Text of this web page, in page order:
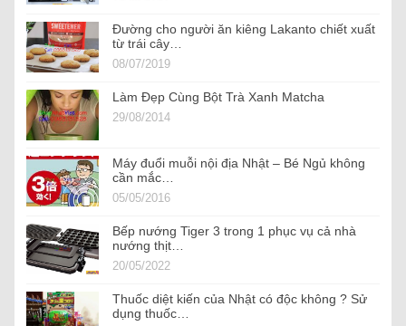
Đường cho người ăn kiêng Lakanto chiết xuất
từ trái cây…
08/07/2019
Làm Đẹp Cùng Bột Trà Xanh Matcha
29/08/2014
Máy đuổi muỗi nội địa Nhật – Bé Ngủ không
cần mắc…
05/05/2016
Bếp nướng Tiger 3 trong 1 phục vụ cả nhà
nướng thịt…
20/05/2022
Thuốc diệt kiến của Nhật có độc không ? Sử
dụng thuốc…